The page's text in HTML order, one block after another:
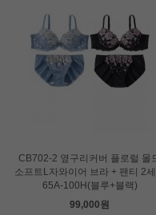
CB702-2 옆구리커버 플로럴 몰
소프트L자와이어 브라 + 팬티 2
65A-100H(블루+블랙)
99,000원